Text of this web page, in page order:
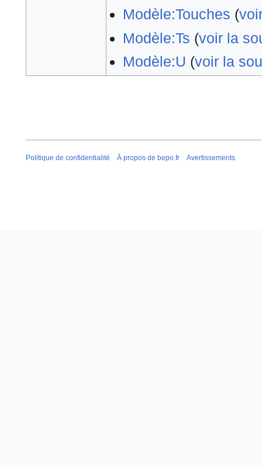
Modèle:Touches (
Modèle:Ts (voir la
Modèle:U (voir la
Politique de confidentialité À propos de bepo.fr Avertissements